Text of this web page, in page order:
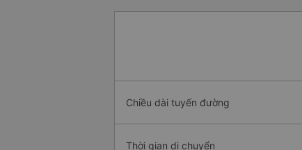
Chiều dài tuyến đường
Thời gian di chuyển